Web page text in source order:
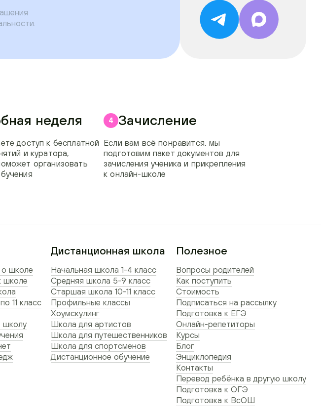
неделя
доступ к бесплатной
и куратора,
организовать
4 Зачисление
Если вам всё понравится, мы
подготовим пакет документов для
зачисления ученика и прикрепления
к онлайн-школе
школе
школе
11 класс
школу
Полезное
Вопросы родителей
Как поступить
Стоимость
Подписаться на рассылку
Подготовка к ЕГЭ
Онлайн-репетиторы
Курсы
Блог
Энциклопедия
Контакты
Перевод ребёнка в другую школу
Подготовка к ОГЭ
Подготовка к ВсОШ
Дистанционная школа
Начальная школа 1-4 класс
Средняя школа 5-9 класс
Старшая школа 10-11 класс
Профильные классы
Хоумскулинг
Школа для артистов
Школа для путешественников
Школа для спортсменов
Дистанционное обучение